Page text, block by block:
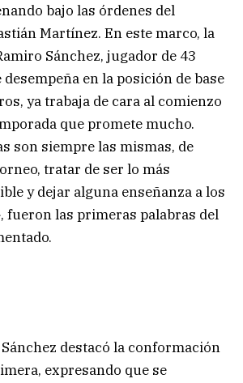
bajo las órdenes del
Martínez. En este marco, la
Sánchez, jugador de 43
desempeña en la posición de base
ya trabaja de cara al comienzo
que promete mucho.
son siempre las mismas, de
tratar de ser lo más
y dejar alguna enseñanza a los
fueron las primeras palabras del
destacó la conformación
expresando que se